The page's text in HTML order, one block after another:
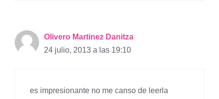
Olivero Martinez Danitza
24 julio, 2013 a las 19:10
es impresionante no me canso de leerla